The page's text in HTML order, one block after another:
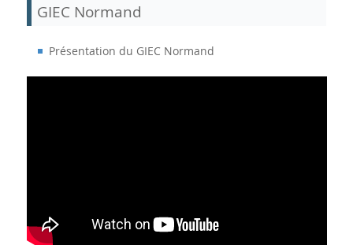
GIEC Normand
Présentation du GIEC Normand